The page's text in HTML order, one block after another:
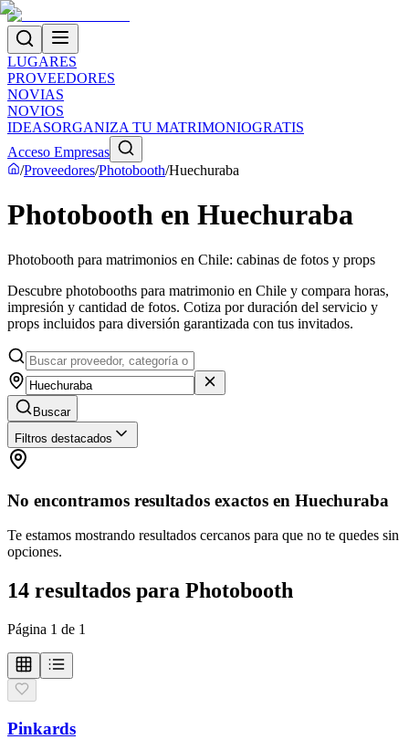
LUGARES
PROVEEDORES
NOVIAS
NOVIOS
IDEASORGANIZA TU MATRIMONIOGRATIS
Acceso Empresas
/Proveedores/Photobooth/Huechuraba
Photobooth en Huechuraba
Photobooth para matrimonios en Chile: cabinas de fotos y props
Descubre photobooths para matrimonio en Chile y compara horas,
impresión y cantidad de fotos. Cotiza por duración del servicio y
props incluidos para diversión garantizada con tus invitados.
Buscar
Filtros destacados
No encontramos resultados exactos en Huechuraba
Te estamos mostrando resultados cercanos para que no te quedes sin
opciones.
14 resultados para Photobooth
Página 1 de 1
Pinkards